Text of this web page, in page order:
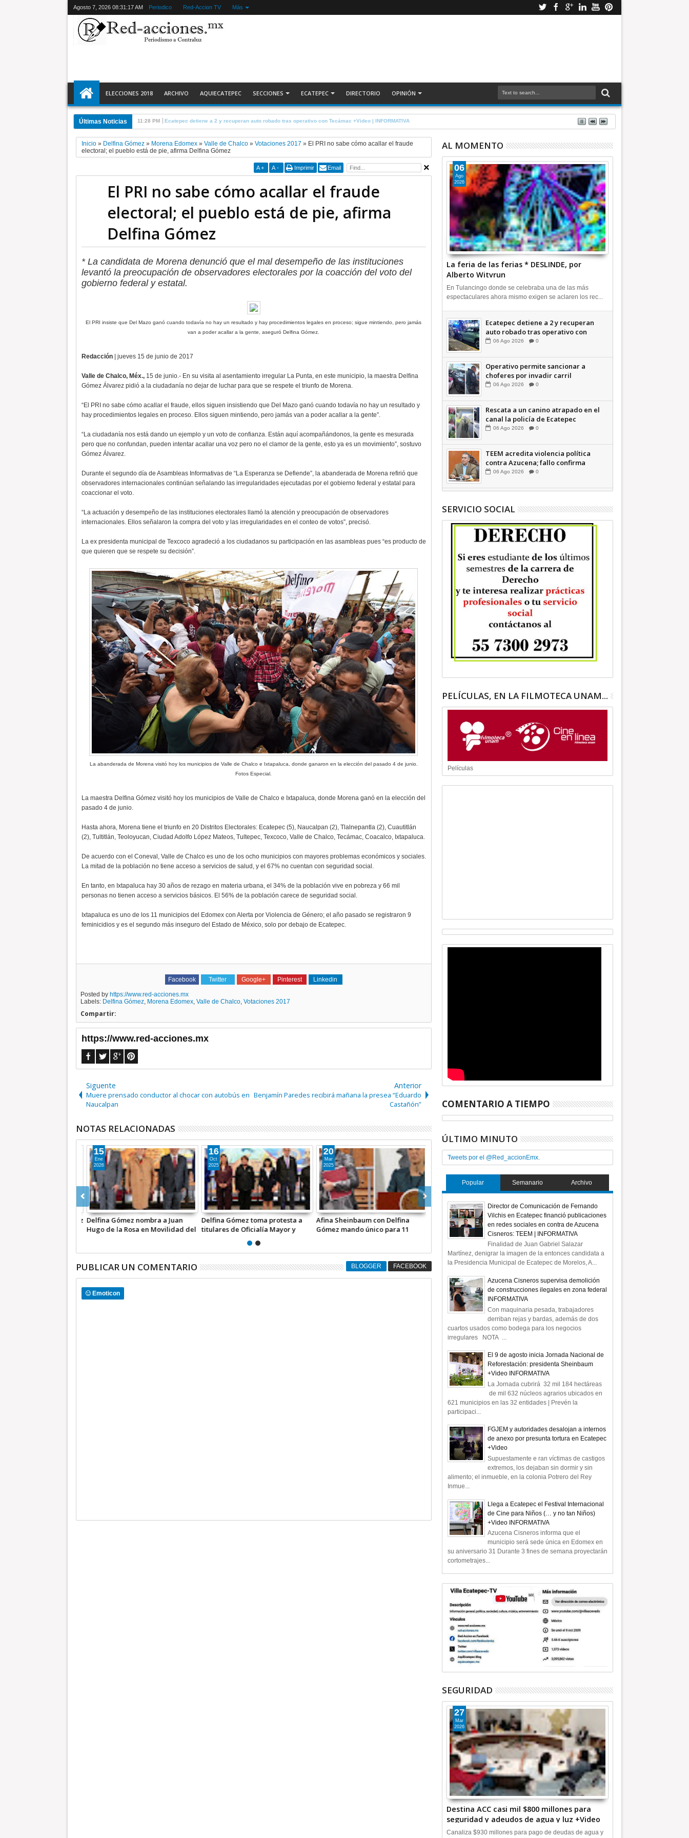
Agosto 7, 2026 08:31:18 AM Periodico Red-Accion TV Más
ELECCIONES 2018 ARCHIVO AQUIECATEPEC SECCIONES ECATEPEC DIRECTORIO OPINIÓN
Últimas Noticias 6:33 PM Operativo permite sancionar a choferes por invadir carril confinado: Ecatepec +Video | INFORMATIVA
Inicio» Delfina Gómez» Morena Edomex» Valle de Chalco» Votaciones 2017 » El PRI no sabe cómo acallar el fraude
electoral; el pueblo está de pie, afirma Delfina Gómez
A + A - Imprimir Email
El PRI no sabe cómo acallar el fraude
electoral; el pueblo está de pie, afirma
Delfina Gómez
* La candidata de Morena denunció que el mal desempeño de las instituciones
levantó la preocupación de observadores electorales por la coacción del voto del
gobierno federal y estatal.
El PRI insiste que Del Mazo ganó cuando todavía no hay un resultado y hay procedimientos legales en proceso; sigue mintiendo, pero jamás
van a poder acallar a la gente, aseguró Delfina Gómez.
Redacción| jueves 15 de junio de 2017
Valle de Chalco, Méx.,15 de junio.- En su visita al asentamiento irregular La Punta, en este municipio, la maestra Delfina
Gómez Álvarez pidió a la ciudadanía no dejar de luchar para que se respete el triunfo de Morena.
“El PRI no sabe cómo acallar el fraude, ellos siguen insistiendo que Del Mazo ganó cuando todavía no hay un resultado y
hay procedimientos legales en proceso. Ellos siguen mintiendo, pero jamás van a poder acallar a la gente”.
“La ciudadanía nos está dando un ejemplo y un voto de confianza. Están aquí acompañándonos, la gente es mesurada
pero que no confundan, pueden intentar acallar una voz pero no el clamor de la gente, esto ya es un movimiento”, sostuvo
Gómez Álvarez.
Durante el segundo día de Asambleas Informativas de “La Esperanza se Defiende”, la abanderada de Morena refirió que
observadores internacionales continúan señalando las irregularidades ejecutadas por el gobierno federal y estatal para
coaccionar el voto.
“La actuación y desempeño de las instituciones electorales llamó la atención y preocupación de observadores
internacionales. Ellos señalaron la compra del voto y las irregularidades en el conteo de votos”, precisó.
La ex presidenta municipal de Texcoco agradeció a los ciudadanos su participación en las asambleas pues “es producto de
que quieren que se respete su decisión”.
La abanderada de Morena visitó hoy los municipios de Valle de Chalco e Ixtapaluca, donde ganaron en la elección del pasado 4 de junio.
Fotos Especial.
La maestra Delfina Gómez visitó hoy los municipios de Valle de Chalco e Ixtapaluca, donde Morena ganó en la elección del
pasado 4 de junio.
Hasta ahora, Morena tiene el triunfo en 20 Distritos Electorales: Ecatepec (5), Naucalpan (2), Tlalnepantla (2), Cuautitlán
(2), Tultitlán, Teoloyucan, Ciudad Adolfo López Mateos, Tultepec, Texcoco, Valle de Chalco, Tecámac, Coacalco, Ixtapaluca.
De acuerdo con el Coneval, Valle de Chalco es uno de los ocho municipios con mayores problemas económicos y sociales.
La mitad de la población no tiene acceso a servicios de salud, y el 67% no cuentan con seguridad social.
En tanto, en Ixtapaluca hay 30 años de rezago en materia urbana, el 34% de la población vive en pobreza y 66 mil
personas no tienen acceso a servicios básicos. El 56% de la población carece de seguridad social.
Ixtapaluca es uno de los 11 municipios del Edomex con Alerta por Violencia de Género; el año pasado se registraron 9
feminicidios y es el segundo más inseguro del Estado de México, solo por debajo de Ecatepec.
Facebook Twitter Google+ Pinterest Linkedin
Posted by https://www.red-acciones.mx
Labels: Delfina Gómez, Morena Edomex, Valle de Chalco, Votaciones 2017
Compartir:
https://www.red-acciones.mx
Siguente
Muere prensado conductor al chocar con autobús en
Naucalpan
Anterior
Benjamín Paredes recibirá mañana la presea “Eduardo
Castañón”
NOTAS RELACIONADAS
Delfina Gómez y Claudia
Sheinbaum lideran bienestar y
01
Jul
2026
Azucena Cisneros y Delfina Gómez
toman protesta a 5 mil Comités
por la Paz +Video
28
Mar
2026
Delfina Gómez nombra a Juan
Hugo de la Rosa en Movilidad del
15
Ene
2026
Delfina Gómez toma protesta a
titulares de Oficialía Mayor y
Secretaría de las Mujeres
16
2025
Afina Sheinbaum con Delfina
Gómez mando único para 11
municipios de Zona Oriente *VID
20
2025
PUBLICAR UN COMENTARIO BLOGGER FACEBOOK
Emoticon
AL MOMENTO
La feria de las ferias * DESLINDE, por
Alberto Witvrun
06
Ago
2026
En Tulancingo donde se celebraba una de las más
espectaculares ahora mismo exigen se aclaren los rec...
Ecatepec detiene a 2 y recuperan
auto robado tras operativo con
Tecámac +Video | INFORMATIVA
06 Ago 2026 0
Operativo permite sancionar a
choferes por invadir carril
confinado: Ecatepec +Video |
06 Ago 2026 0
Rescata a un canino atrapado en el
canal la policía de Ecatepec
INFORMATIVA
06 Ago 2026 0
TEEM acredita violencia política
contra Azucena; fallo confirma
guerra sucia: Octavio Martínez
06 Ago 2026 0
SERVICIO SOCIAL
PELÍCULAS, EN LA FILMOTECA UNAM...
Películas
COMENTARIO A TIEMPO
ÚLTIMO MINUTO
Tweets por el @Red_accionEmx.
Popular Semanario Archivo
Director de Comunicación de Fernando
Vilchis en Ecatepec financió publicaciones
en redes sociales en contra de Azucena
Cisneros: TEEM | INFORMATIVA
Finalidad de Juan Gabriel Salazar
Martínez, denigrar la imagen de la entonces candidata a
la Presidencia Municipal de Ecatepec de Morelos, A...
Azucena Cisneros supervisa demolición
de construcciones ilegales en zona federal
INFORMATIVA
Con maquinaria pesada, trabajadores
derriban rejas y bardas, además de dos
cuartos usados como bodega para los negocios
irregulares NOTA ...
El 9 de agosto inicia Jornada Nacional de
Reforestación: presidenta Sheinbaum
+Video INFORMATIVA
La Jornada cubrirá 32 mil 184 hectáreas
de mil 632 núcleos agrarios ubicados en
621 municipios en las 32 entidades | Prevén la
participaci...
FGJEM y autoridades desalojan a internos
de anexo por presunta tortura en Ecatepec
+Video
Supuestamente e ran víctimas de castigos
extremos, los dejaban sin dormir y sin
alimento; el inmueble, en la colonia Potrero del Rey
Inmue...
Llega a Ecatepec el Festival Internacional
de Cine para Niños (… y no tan Niños)
+Video INFORMATIVA
Azucena Cisneros informa que el
municipio será sede única en Edomex en
su aniversario 31 Durante 3 fines de semana proyectarán
cortometrajes...
SEGURIDAD
Destina ACC casi mil $800 millones para
seguridad y adeudos de agua y luz +Video
27
Mar
2026
Canaliza $930 millones para pago de deudas de agua y